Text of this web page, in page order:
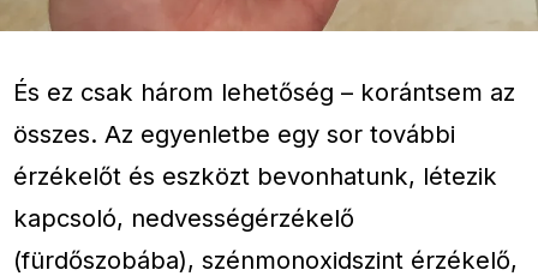
És ez csak három lehetőség – korántsem az
összes. Az egyenletbe egy sor további
érzékelőt és eszközt bevonhatunk, létezik
kapcsoló, nedvességérzékelő
(fürdőszobába), szénmonoxidszint érzékelő,